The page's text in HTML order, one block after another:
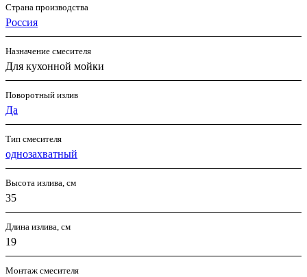
Страна производства
Россия
Назначение смесителя
Для кухонной мойки
Поворотный излив
Да
Тип смесителя
однозахватный
Высота излива, см
35
Длина излива, см
19
Монтаж смесителя